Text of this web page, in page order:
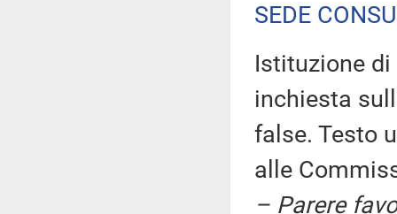
SEDE
Istituzione
inchiesta
false. Testo
alle
– Parere